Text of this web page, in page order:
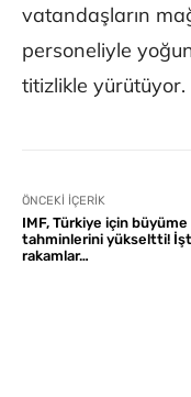
vatandaşların
personeliyle
titizlikle yürütüyor.
ÖNCEKI İÇERIK
IMF, Türkiye için büyüme
tahminlerini yükseltti!
rakamlar…